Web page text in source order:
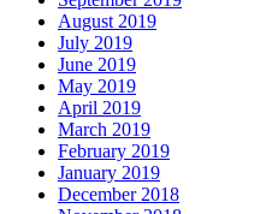
August 2019
July 2019
June 2019
May 2019
April 2019
March 2019
February 2019
January 2019
December 2018